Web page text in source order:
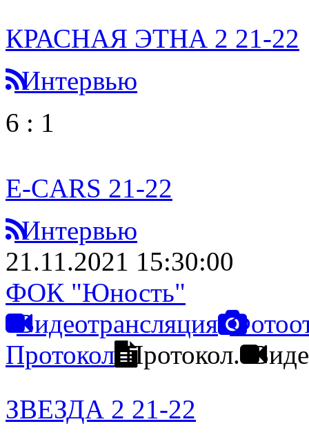
КРАСНАЯ ЭТНА 2 21-22
Интервью
6 : 1
E-CARS 21-22
Интервью
21.11.2021 15:30:00
ФОК "Юность"
Видеотрансляция
Протокол Протокол.
ЗВЕЗДА 2 21-22